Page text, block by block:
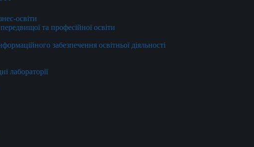
освіти
та професійної освіти
забезпечення освітньої діяльності
лабораторії